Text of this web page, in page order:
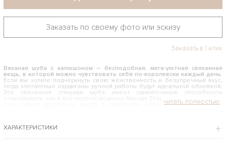
Заказать по своему фото или эскизу
Заказать в 1 клик
Вязаная шуба с капюшоном – бесподобная, мега-уютная связанная
вещь, в которой можно чувствовать себя по-королевски каждый день.
Если вы хотите подчеркнуть свою женственность и безупречный вкус,
тогда элегантные кардиганы ручной работы будут идеальной обновкой.
Эта связанная спицами шуба имеет удивительную способность
очаровывать, как и все модели модного бренда Shapar, и, без сомнения,
она займет достойное место в гардеробе современной девушки и
КАК И С ЧЕМ НОСИТЬ КОРИЧНЕВУЮ ВЯЗАНУЮ ШУБУ С КАПЮШОНОМ
ХАРАКТЕРИСТИКИ